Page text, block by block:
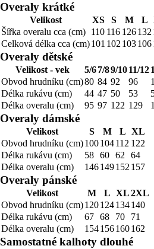
Overaly krátké
Velikost XS S M L
Šířka overalu cca (cm) 110 116 126132
Celková délka cca (cm)101 102 103106
Overaly dětské
Velikost - vek 5/67/89/1011/12
Obvod hrudníku (cm)80 84 92 96
Délka rukávu (cm)
44 47 50 53
Délka overalu (cm)
95 97 122 129
Overaly dámské
Velikost S M L XL
Obvod hrudníku (cm)100104112 122
Délka rukávu (cm)
58 60 62
64
Délka overalu (cm)
146149152 157
Overaly pánské
Velikost M L XL2XL
Obvod hrudníku (cm)120124134140
Délka rukávu (cm)
67 68 70
71
Délka overalu (cm)
154156160162
Samostatné kalhoty dlouhé